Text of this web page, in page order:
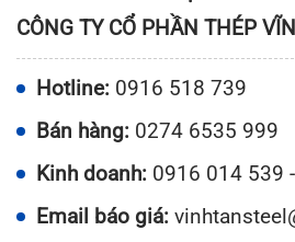
CÔNG TY CỔ PHẦN THÉP
Hotline: 0916 518 739
Bán hàng: 0274 6535 999
Kinh doanh: 0916 014 539
Email báo giá: